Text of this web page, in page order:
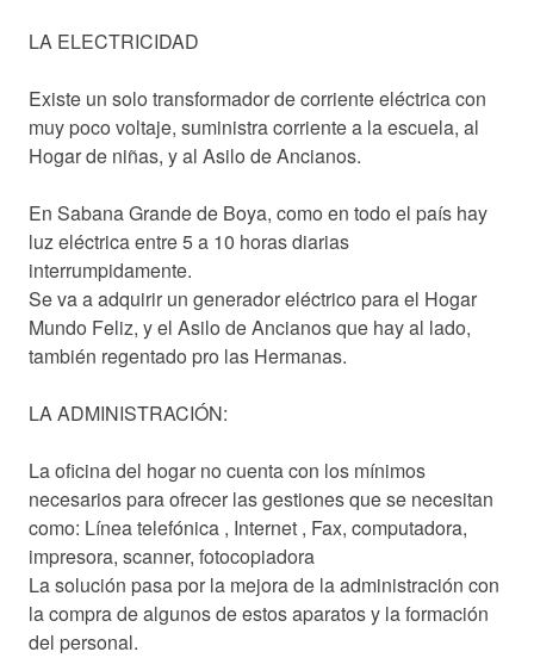
LA ELECTRICIDAD
Existe un solo transformador de corriente eléctrica con
muy poco voltaje, suministra corriente a la escuela, al
Hogar de niñas, y al Asilo de Ancianos.
En Sabana Grande de Boya, como en todo el país hay
luz eléctrica entre 5 a 10 horas diarias
interrumpidamente.
Se va a adquirir un generador eléctrico para el Hogar
Mundo Feliz, y el Asilo de Ancianos que hay al lado,
también regentado pro las Hermanas.
LA ADMINISTRACIÓN:
La oficina del hogar no cuenta con los mínimos
necesarios para ofrecer las gestiones que se necesitan
como: Línea telefónica , Internet , Fax, computadora,
impresora, scanner, fotocopiadora
La solución pasa por la mejora de la administración con
la compra de algunos de estos aparatos y la formación
del personal.